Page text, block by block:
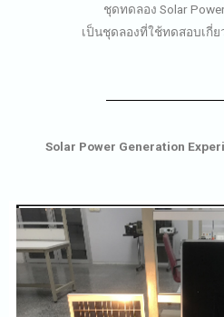
ชุดทดลอง Solar Power
เป็นชุดลองที่ใช้ทดสอบเกี่
Solar Power Generation